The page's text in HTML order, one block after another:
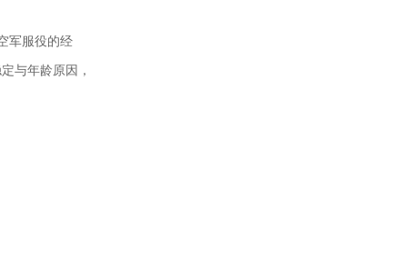
军服役的经
与年龄原因，